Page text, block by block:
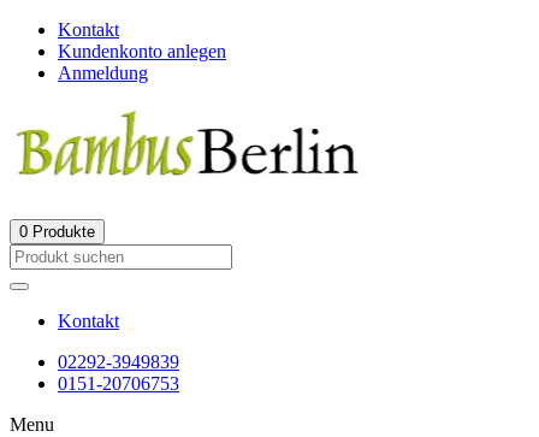
Kontakt
Kundenkonto anlegen
Anmeldung
0 Produkte
Kontakt
02292-3949839
0151-20706753
Menu